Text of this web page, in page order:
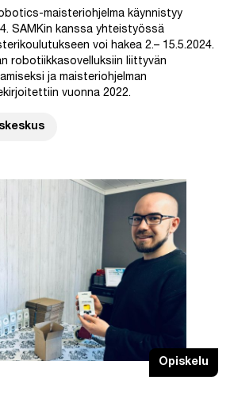
maisteriohjelma käynnistyy
SAMKin kanssa yhteistyössä
voi hakea 2.– 15.5.2024.
robotiikkasovelluksiin liittyvän
ja maisteriohjelman
vuonna 2022.
Opiskelu